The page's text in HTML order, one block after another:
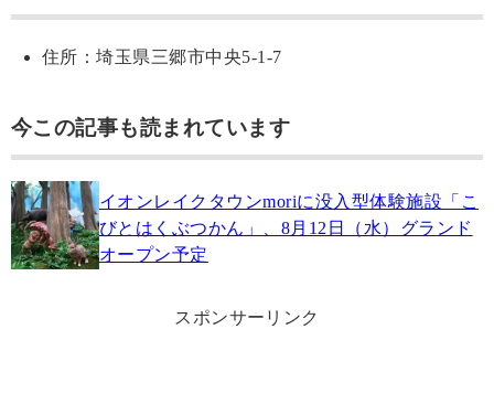
住所：埼玉県三郷市中央5-1-7
今この記事も読まれています
イオンレイクタウンmoriに没入型体験施設「こ
びとはくぶつかん」、8月12日（水）グランド
オープン予定
スポンサーリンク